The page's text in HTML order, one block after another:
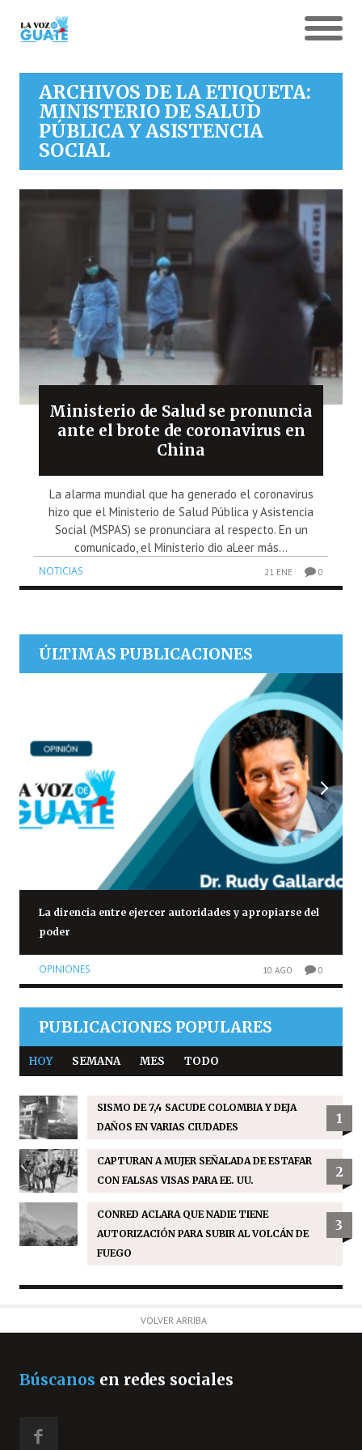
ARCHIVOS DE LA ETIQUETA:
MINISTERIO DE SALUD
PÚBLICA Y ASISTENCIA
SOCIAL
Ministerio de Salud se pronuncia
ante el brote de coronavirus en
China
La alarma mundial que ha generado el coronavirus
hizo que el Ministerio de Salud Pública y Asistencia
Social (MSPAS) se pronunciara al respecto. En un
comunicado, el Ministerio dio aLeer más...
NOTICIAS 21 ENE 0
ÚLTIMAS PUBLICACIONES
La direncia entre ejercer autoridades y apropiarse del
poder
OPINIONES 10 AGO 0
PUBLICACIONES POPULARES
HOY SEMANA MES TODO
SISMO DE 7,4 SACUDE COLOMBIA Y DEJA
DAÑOS EN VARIAS CIUDADES
1
CAPTURAN A MUJER SEÑALADA DE ESTAFAR
CON FALSAS VISAS PARA EE. UU.
2
CONRED ACLARA QUE NADIE TIENE
AUTORIZACIÓN PARA SUBIR AL VOLCÁN DE
FUEGO
3
VOLVER ARRIBA
Búscanos en redes sociales